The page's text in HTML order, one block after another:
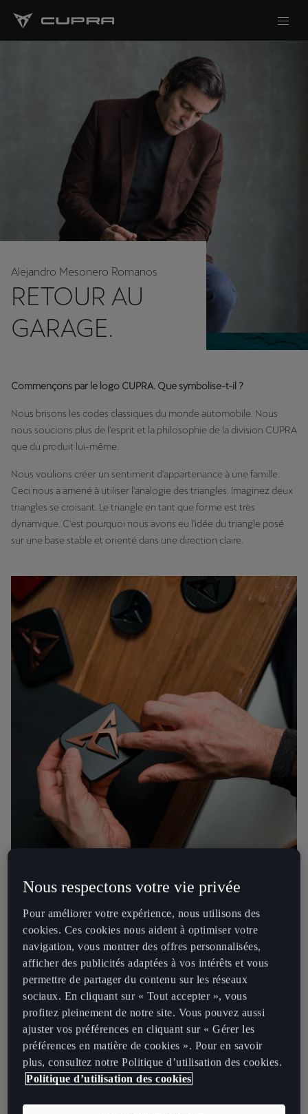
Alejandro Mesonero Romanos
RETOUR AU
GARAGE.
Commençons par le logo CUPRA. Que symbolise-t-il ?
Nous brisons les codes classiques du monde automobile. Nous
nous soucions plus de l'esprit et la philosophie de la division CUPRA
que du produit lui-même.
Nous voulions créer un sentiment d'appartenance à une famille.
Ceci nous a amené à utiliser l'analogie des triangles. Imaginez deux
triangles se croisant. Le triangle en tant que forme est très
dynamique. C'est pourquoi nous avons eu l'idée du triangle posé
sur une base stable et orienté dans une direction claire.
Et puis vous l'avez retourné.
Pour lui donner plus de vitesse et le rendre plus dynamique. De plus,
nos produits seront complétés par des pièces, accessoires et
collections. Nous envisageons également une gamme de différents
partenariats avec d'autres marques et individus pour compléter
l'expérience CUPRA. Pour nous, il ne s'agit pas seulement du
produit lui-même : nous le considérons bien plus du point de vue
tridimensionnel.
Nous respectons votre vie privée
Pour améliorer votre expérience, nous utilisons des
cookies. Ces cookies nous aident à optimiser votre
navigation, vous montrer des offres personnalisées,
afficher des publicités adaptées à vos intérêts et vous
permettre de partager du contenu sur les réseaux
sociaux. En cliquant sur « Tout accepter », vous
profitez pleinement de notre site. Vous pouvez aussi
ajuster vos préférences en cliquant sur « Gérer les
préférences en matière de cookies ». Pour en savoir
plus, consultez notre Politique d’utilisation des cookies.
Politique d’utilisation des cookies